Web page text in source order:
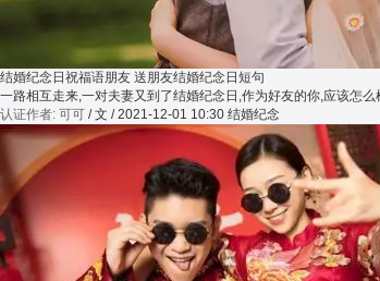
结婚纪念日祝福语朋友 送朋友结婚纪念日短句
一路相互走来,一对夫妻又到了结婚纪念日,作为好友的你,应该怎
认证作者: 可可 / 文 / 2021-12-01 10:30 结婚纪念